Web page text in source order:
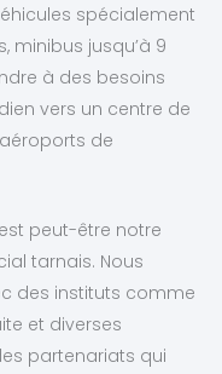
spécialement
minibus jusqu’à 9
à des besoins
vers un centre de
de
peut-être notre
tarnais. Nous
des instituts comme
et diverses
partenariats qui